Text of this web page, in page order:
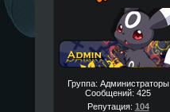
Группа: Администраторы
Сообщений: 425
Репутация: 104